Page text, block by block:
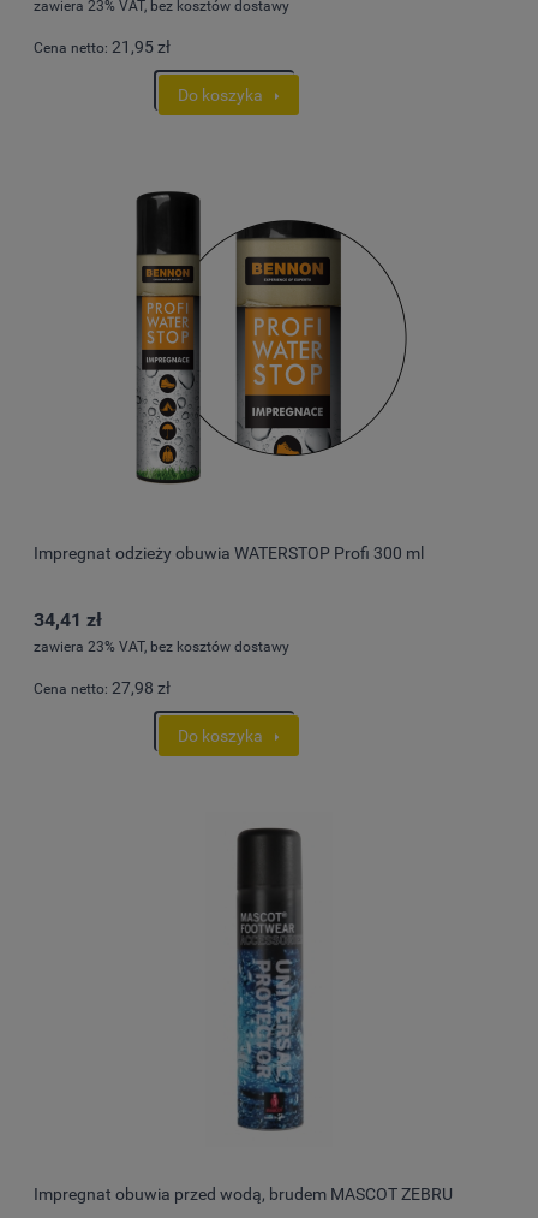
zawiera 23% VAT, bez kosztów dostawy
Cena netto: 21,95 zł
Do koszyka
Impregnat odzieży obuwia WATERSTOP Profi 300 ml
34,41 zł
zawiera 23% VAT, bez kosztów dostawy
Cena netto: 27,98 zł
Do koszyka
Impregnat obuwia przed wodą, brudem MASCOT ZEBRU